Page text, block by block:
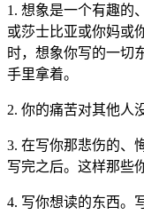
1. 想象是一个有趣的
或莎士比亚或你妈或
时，想象你写的一切
手里拿着。
2. 你的痛苦对其他人
3. 在写你那悲伤的、
写完之后。这样那些
4. 写你想读的东西。